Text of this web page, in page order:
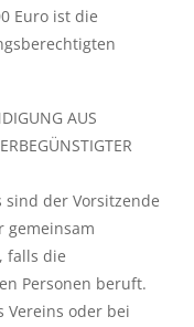
Euro ist die
AUS
sind der Vorsitzende
gemeinsam
falls die
Personen beruft.
Vereins oder bei